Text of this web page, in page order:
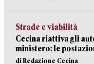
Strade e viabilità
Cecina riattiva gli
ministero: le
di Redazione Cecina